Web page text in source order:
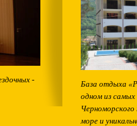
-
База отдыха
одном из
море и